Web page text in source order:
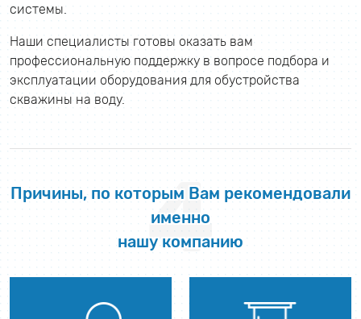
системы.
Наши специалисты готовы оказать вам
профессиональную поддержку в вопросе подбора и
эксплуатации оборудования для обустройства
скважины на воду.
Причины, по которым Вам рекомендовали
именно
нашу компанию
4